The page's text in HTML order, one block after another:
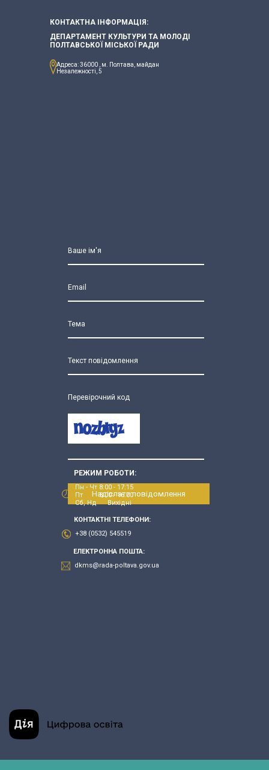
КОНТАКТНА ІНФОРМАЦІЯ:
ДЕПАРТАМЕНТ КУЛЬТУРИ ТА МОЛОДІ
ПОЛТАВСЬКОЇ МІСЬКОЇ РАДИ
Адреса: 36000 , м. Полтава, майдан
Незалежності, 5
Ваше ім'я
Email
Тема
Текст повідомлення
Перевірочний код
Надіслати повідомлення
РЕЖИМ РОБОТИ:
Пн - Чт 8:00 - 17:15
Пт 8:00 - 16:00
Сб, Нд Вихідні
КОНТАКТНІ ТЕЛЕФОНИ:
+38 (0532) 545519
ЕЛЕКТРОННА ПОШТА:
dkms@rada-poltava.gov.ua